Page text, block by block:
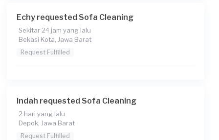
Echy requested Sofa Cleaning
Sekitar 24 jam yang lalu
Bekasi Kota, Jawa Barat
Request Fulfilled
Indah requested Sofa Cleaning
2 hari yang lalu
Depok, Jawa Barat
Request Fulfilled